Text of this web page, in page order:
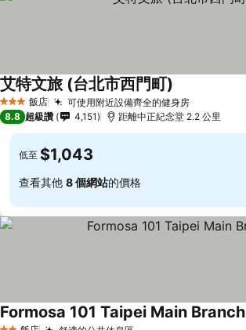
3 星級 飯店 可使用附近設備齊全的健身房
艾特文旅 (台北市西門町)
8.8 超級讚 4,151 距離中正紀念堂 2.2 公里
低至 $1,043
查看其他 8 個網站的價格
Formosa 101 Taipei Main Branch